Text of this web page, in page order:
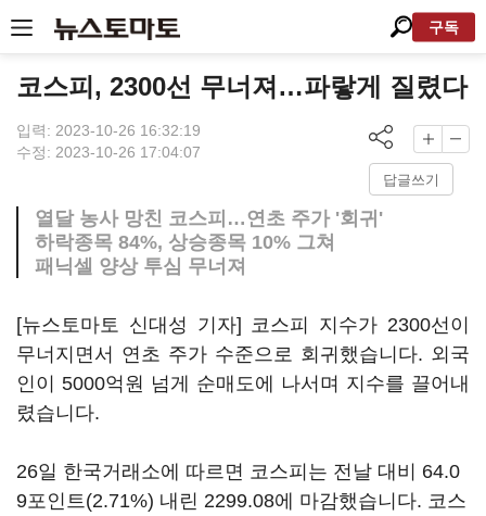
구독
코스피, 2300선 무너져…파랗게 질렸다
입력: 2023-10-26 16:32:19
수정: 2023-10-26 17:04:07
답글쓰기
열달 농사 망친 코스피…연초 주가 '회귀'
하락종목 84%, 상승종목 10% 그쳐
패닉셀 양상 투심 무너져
[뉴스토마토 신대성 기자] 코스피 지수가 2300선이
무너지면서 연초 주가 수준으로 회귀했습니다. 외국
인이 5000억원 넘게 순매도에 나서며 지수를 끌어내
렸습니다.
26일 한국거래소에 따르면 코스피는 전날 대비 64.0
9포인트(2.71%) 내린 2299.08에 마감했습니다. 코스